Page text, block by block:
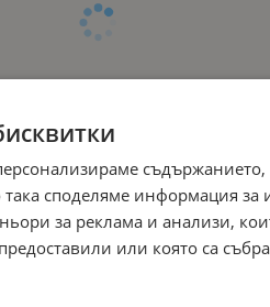
споделяме информация за
за реклама и анализи,
или която са